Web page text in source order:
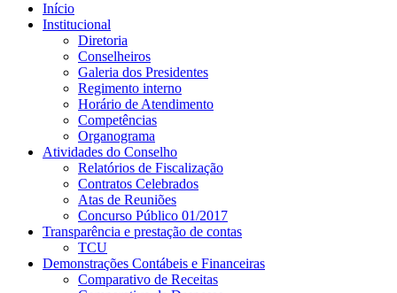
Início
Institucional
Diretoria
Conselheiros
Galeria dos Presidentes
Regimento interno
Horário de Atendimento
Competências
Organograma
Atividades do Conselho
Relatórios de Fiscalização
Contratos Celebrados
Atas de Reuniões
Concurso Público 01/2017
Transparência e prestação de contas
TCU
Demonstrações Contábeis e Financeiras
Comparativo de Receitas